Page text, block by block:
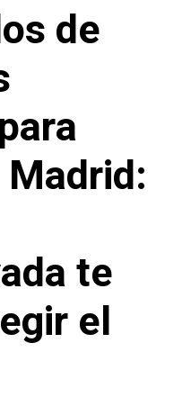
de
te
el